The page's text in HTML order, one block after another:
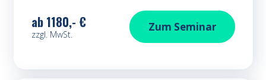
ab1180,- €
zzgl. MwSt.
Zum Videomarketing
Seminar